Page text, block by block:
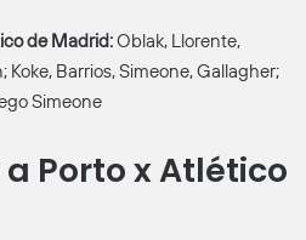
de Madrid:Oblak, Llorente,
Barrios, Simeone, Gallagher;
Simeone
Porto x Atlético